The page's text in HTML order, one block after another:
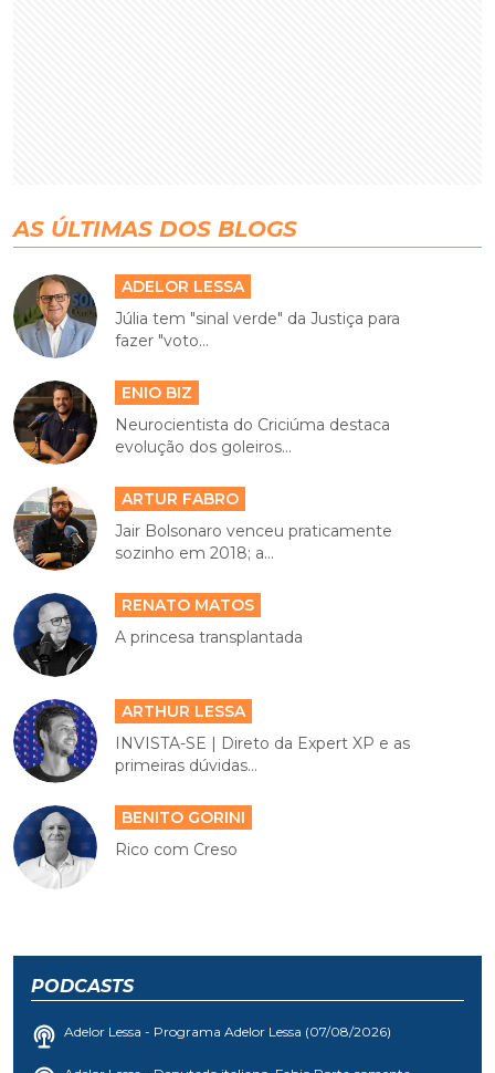
AS ÚLTIMAS DOS BLOGS
ADELOR LESSA
Júlia tem "sinal verde" da Justiça para
fazer "voto...
ENIO BIZ
Neurocientista do Criciúma destaca
evolução dos goleiros...
ARTUR FABRO
Jair Bolsonaro venceu praticamente
sozinho em 2018; a...
RENATO MATOS
A princesa transplantada
ARTHUR LESSA
INVISTA-SE | Direto da Expert XP e as
primeiras dúvidas...
BENITO GORINI
Rico com Creso
PODCASTS
Adelor Lessa - Programa Adelor Lessa (07/08/2026)